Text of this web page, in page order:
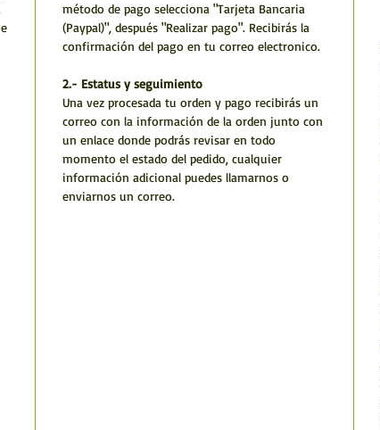
método de pago selecciona "Tarjeta Bancaria
(Paypal)", después "Realizar pago". Recibirás la
confirmación del pago en tu correo electronico.
2.- Estatus y seguimiento
Una vez procesada tu orden y pago recibirás un
correo con la información de la orden junto con
un enlace donde podrás revisar en todo
momento el estado del pedido, cualquier
información adicional puedes llamarnos o
enviarnos un correo.